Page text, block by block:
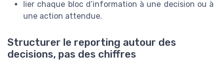
lier chaque bloc d’information à une decision ou à
une action attendue.
Structurer le reporting autour des
decisions, pas des chiffres